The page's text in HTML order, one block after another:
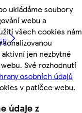
ukládáme soubory
webu a
všech cookies nám
jen nezbytné
Své rozhodnutí
osobních údajů
v patičce webu.
údaje z